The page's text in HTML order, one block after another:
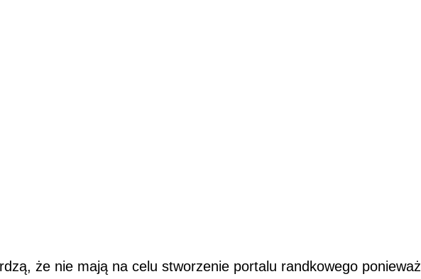
że nie mają na celu stworzenie portalu randkowego ponieważ